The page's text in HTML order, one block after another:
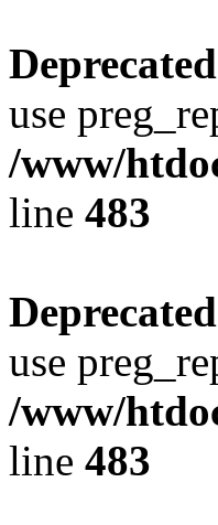
Deprecated
use
/www/
line 483
Deprecated
use
/www/
line 483